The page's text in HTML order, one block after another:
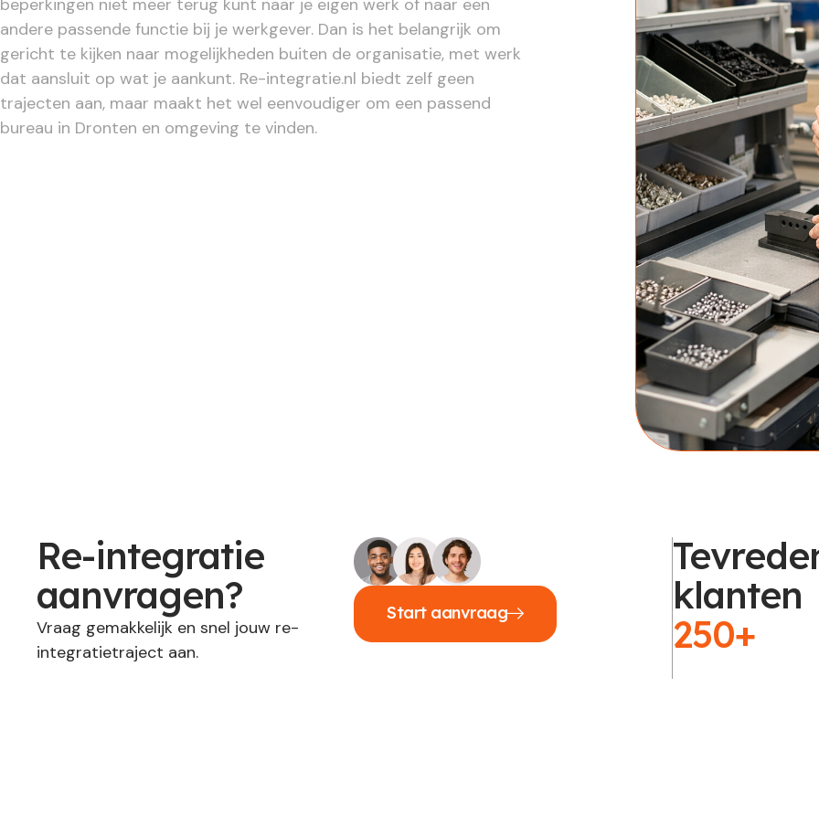
beperkingen niet meer terug kunt naar je eigen werk of naar een
andere passende functie bij je werkgever. Dan is het belangrijk om
gericht te kijken naar mogelijkheden buiten de organisatie, met werk
dat aansluit op wat je aankunt. Re-integratie.nl biedt zelf geen
trajecten aan, maar maakt het wel eenvoudiger om een passend
bureau in Dronten en omgeving te vinden.
Re-integratie
aanvragen?
Vraag gemakkelijk en snel jouw re-
integratietraject aan.
Start aanvraag
klanten
250+